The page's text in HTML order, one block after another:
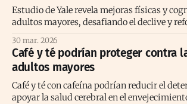
Estudio de Yale revela mejoras físicas y
adultos mayores, desafiando el declive y
30 mar. 2026
Café y té podrían proteger contra
adultos mayores
Café y té con cafeína podrían reducir el
apoyar la salud cerebral en el